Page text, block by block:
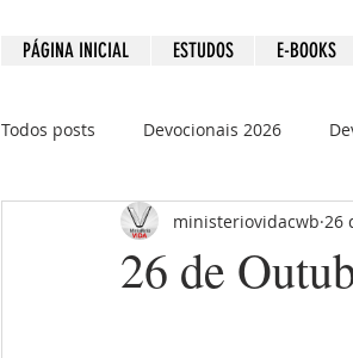
PÁGINA INICIAL ESTUDOS E-BOOKS
Todos posts Devocionais 2026
Devocionais 2021 Devocionais
26 de
ministeriovidacwb 26